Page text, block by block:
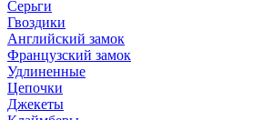
Серьги
Гвоздики
Английский замок
Французский замок
Удлиненные
Цепочки
Джекеты